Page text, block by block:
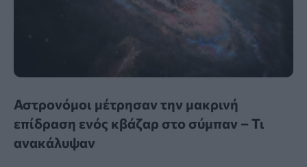
Αστρονόμοι μέτρησαν την μακρινή
επίδραση ενός κβάζαρ στο σύμπαν – Τι
ανακάλυψαν